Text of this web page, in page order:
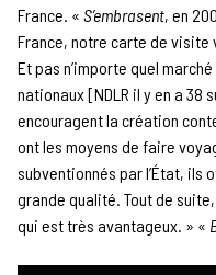
France. « S’embrasent, en
France, notre carte de visite
Et pas n’importe quel
nationaux [NDLR il y en a
encouragent la création
ont les moyens de faire
subventionnés par l’État, ils
grande qualité. Tout de
qui est très avantageux. » «